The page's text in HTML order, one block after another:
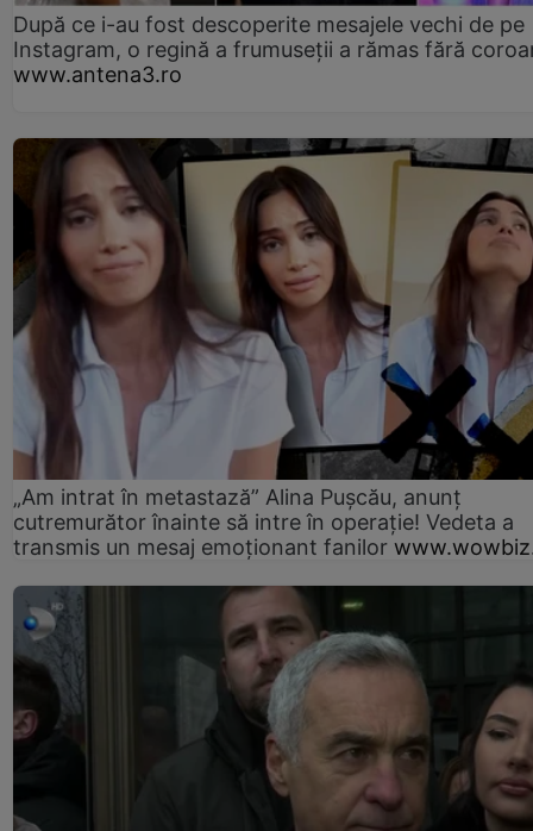
După ce i-au fost descoperite mesajele vechi de pe
Instagram, o regină a frumuseții a rămas fără
www.antena3.ro
„Am intrat în metastază” Alina Pușcău, anunț
cutremurător înainte să intre în operație! Vedeta a
transmis un mesaj emoționant fanilor